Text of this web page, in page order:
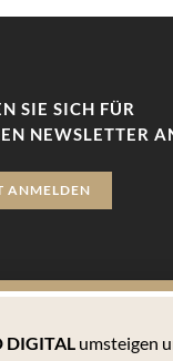
SIE SICH FÜR
NEWSLETTER
ANMELDEN
die auf
DIGITALumsteigen